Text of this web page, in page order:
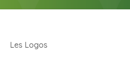
Les Logos